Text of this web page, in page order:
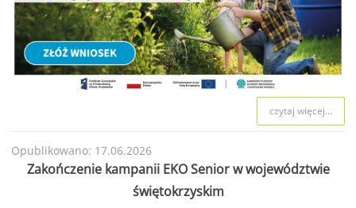
czytaj więcej...
Opublikowano: 17.06.2026
Zakończenie kampanii EKO Senior w województwie
świętokrzyskim